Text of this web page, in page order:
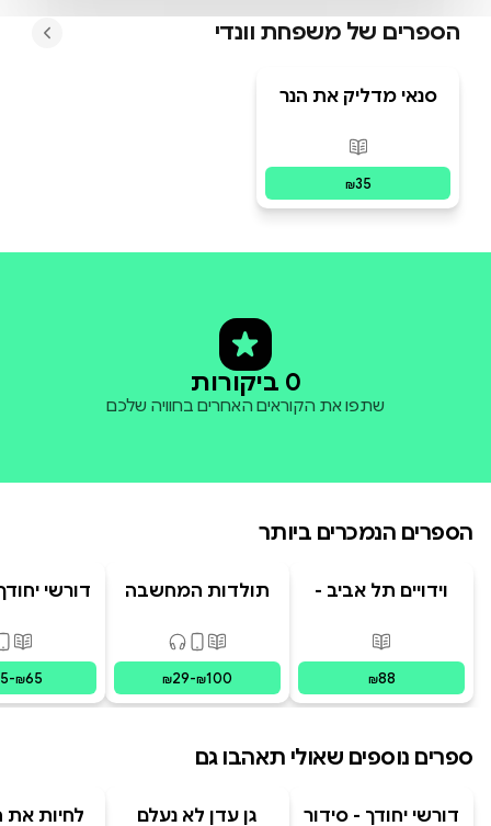
הספרים של משפחת וונדי
סנאי מדליק את הנר
פורמטים זמינים
₪35
0 ביקורות
שתפו את הקוראים האחרים בחוויה שלכם
הספרים הנמכרים ביותר
וידויים תל אביב -
פורמטים זמינים
מודפס
₪88
תולדות המחשבה
פורמטים זמינים
מודפס,
₪29-₪100
דורשי
-₪65
ספרים נוספים שאולי תאהבו גם
דורשי יחודך - סידור
גן עדן לא נעלם לחיות את